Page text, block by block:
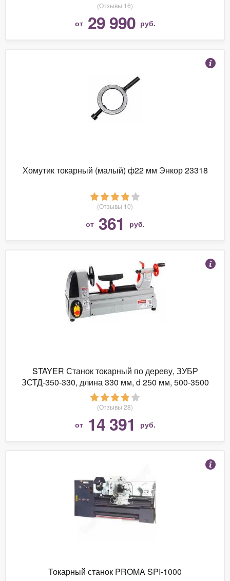
(Отзывы 16)
от 29 990 руб.
Хомутик токарный (малый) ф22 мм Энкор 23318
(Отзывы 10)
от 361 руб.
STAYER Станок токарный по дереву, ЗУБР
ЗСТД-350-330, длина 330 мм, d 250 мм, 500-3500
об/мин, 350 Вт
(Отзывы 28)
от 14 391 руб.
Токарный станок PROMA SPI-1000